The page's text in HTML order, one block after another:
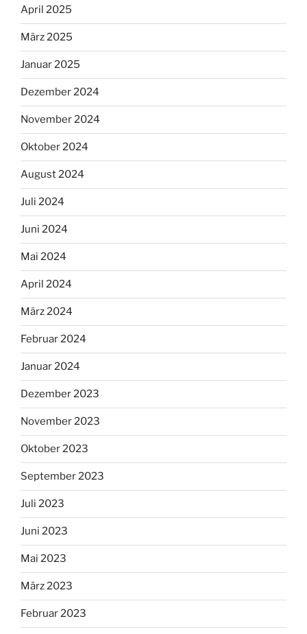
April 2025
März 2025
Januar 2025
Dezember 2024
November 2024
Oktober 2024
August 2024
Juli 2024
Juni 2024
Mai 2024
April 2024
März 2024
Februar 2024
Januar 2024
Dezember 2023
November 2023
Oktober 2023
September 2023
Juli 2023
Juni 2023
Mai 2023
März 2023
Februar 2023